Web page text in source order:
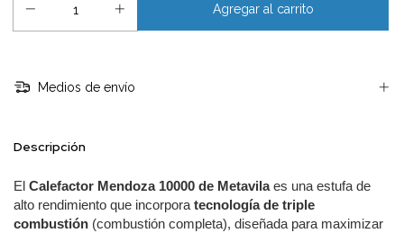
Medios de envío
Descripción
El Calefactor Mendoza 10000 de Metavilaes una estufa de
alto rendimiento que incorpora tecnología de triple
combustión (combustión completa), diseñada para maximizar